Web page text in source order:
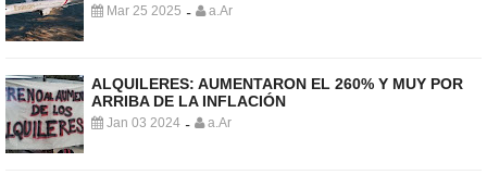
Mar 25 2025 - a.Ar
ALQUILERES: AUMENTARON EL 260% Y MUY POR
ARRIBA DE LA INFLACIÓN
Jan 03 2024 - a.Ar